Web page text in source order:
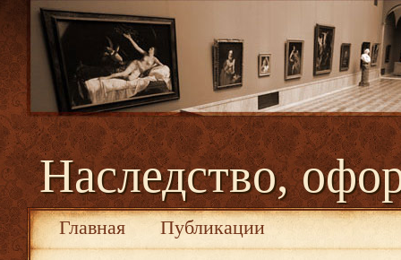
Наследство,
Главная Публикации